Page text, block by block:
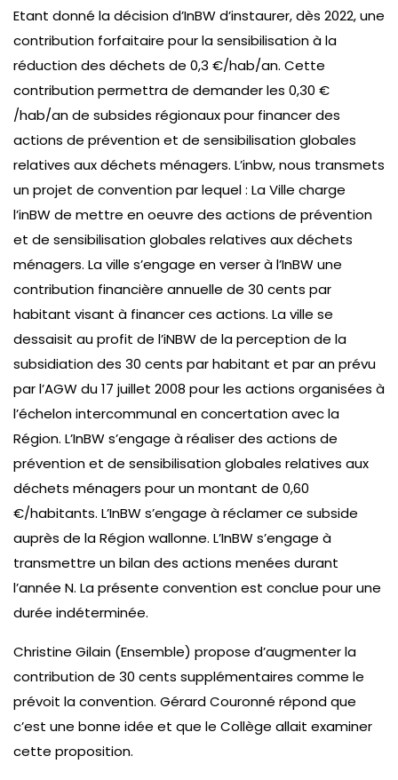
Etant donné la décision d’InBW d’instaurer, dès 2022, une
contribution forfaitaire pour la sensibilisation à la
réduction des déchets de 0,3 €/hab/an. Cette
contribution permettra de demander les 0,30 €
/hab/an de subsides régionaux pour financer des
actions de prévention et de sensibilisation globales
relatives aux déchets ménagers. L’inbw, nous transmets
un projet de convention par lequel : La Ville charge
l’inBW de mettre en oeuvre des actions de prévention
et de sensibilisation globales relatives aux déchets
ménagers. La ville s’engage en verser à l’InBW une
contribution financière annuelle de 30 cents par
habitant visant à financer ces actions. La ville se
dessaisit au profit de l’iNBW de la perception de la
subsidiation des 30 cents par habitant et par an prévu
par l’AGW du 17 juillet 2008 pour les actions organisées à
l’échelon intercommunal en concertation avec la
Région. L’InBW s’engage à réaliser des actions de
prévention et de sensibilisation globales relatives aux
déchets ménagers pour un montant de 0,60
€/habitants. L’InBW s’engage à réclamer ce subside
auprès de la Région wallonne. L’InBW s’engage à
transmettre un bilan des actions menées durant
l’année N. La présente convention est conclue pour une
durée indéterminée.
Christine Gilain (Ensemble) propose d’augmenter la
contribution de 30 cents supplémentaires comme le
prévoit la convention. Gérard Couronné répond que
c’est une bonne idée et que le Collège allait examiner
cette proposition.